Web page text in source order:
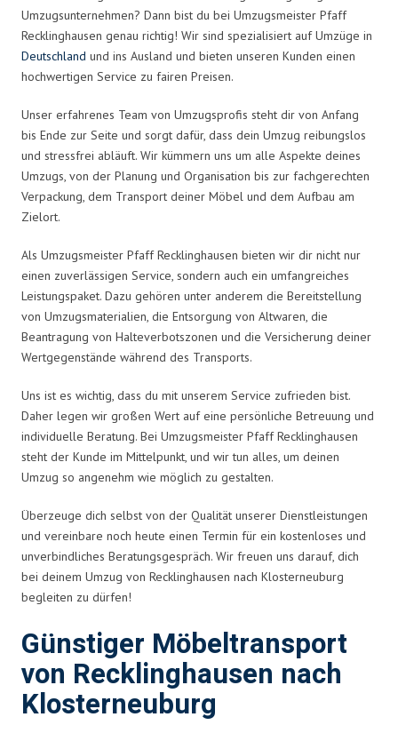
Umzugsunternehmen? Dann bist du bei Umzugsmeister Pfaff
Recklinghausen genau richtig! Wir sind spezialisiert auf Umzüge in
Deutschland und ins Ausland und bieten unseren Kunden einen
hochwertigen Service zu fairen Preisen.
Unser erfahrenes Team von Umzugsprofis steht dir von Anfang
bis Ende zur Seite und sorgt dafür, dass dein Umzug reibungslos
und stressfrei abläuft. Wir kümmern uns um alle Aspekte deines
Umzugs, von der Planung und Organisation bis zur fachgerechten
Verpackung, dem Transport deiner Möbel und dem Aufbau am
Zielort.
Als Umzugsmeister Pfaff Recklinghausen bieten wir dir nicht nur
einen zuverlässigen Service, sondern auch ein umfangreiches
Leistungspaket. Dazu gehören unter anderem die Bereitstellung
von Umzugsmaterialien, die Entsorgung von Altwaren, die
Beantragung von Halteverbotszonen und die Versicherung deiner
Wertgegenstände während des Transports.
Uns ist es wichtig, dass du mit unserem Service zufrieden bist.
Daher legen wir großen Wert auf eine persönliche Betreuung und
individuelle Beratung. Bei Umzugsmeister Pfaff Recklinghausen
steht der Kunde im Mittelpunkt, und wir tun alles, um deinen
Umzug so angenehm wie möglich zu gestalten.
Überzeuge dich selbst von der Qualität unserer Dienstleistungen
und vereinbare noch heute einen Termin für ein kostenloses und
unverbindliches Beratungsgespräch. Wir freuen uns darauf, dich
bei deinem Umzug von Recklinghausen nach Klosterneuburg
begleiten zu dürfen!
Günstiger Möbeltransport
von Recklinghausen nach
Klosterneuburg